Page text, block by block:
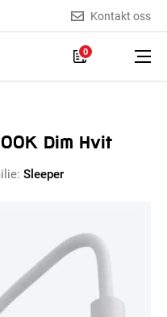
Kontakt oss
0
Dim Hvit
Sleeper